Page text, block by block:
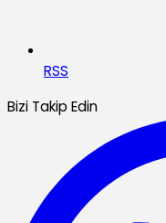
RSS
Bizi Takip Edin